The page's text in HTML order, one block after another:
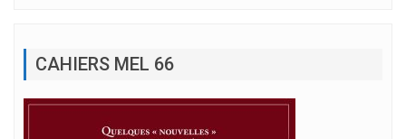
CAHIERS MEL 66